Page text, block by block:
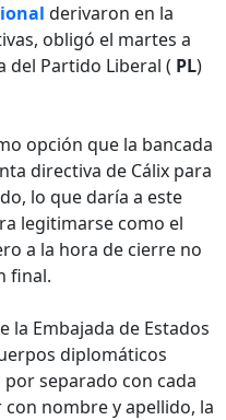
derivaron en la
obligó el martes a
del Partido Liberal ( PL)
opción que la bancada
directiva de Cálix para
lo que daría a este
legitimarse como el
a la hora de cierre no
final.
la Embajada de Estados
diplomáticos
separado con cada
nombre y apellido, la